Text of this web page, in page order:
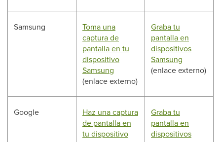
Samsung
Toma una
captura de
pantalla en tu
dispositivo
Samsung
(enlace externo)
Graba tu
pantalla en
dispositivos
Samsung
(enlace externo)
Google
Haz una captura
de pantalla en
tu dispositivo
Graba tu
pantalla en
dispositivos